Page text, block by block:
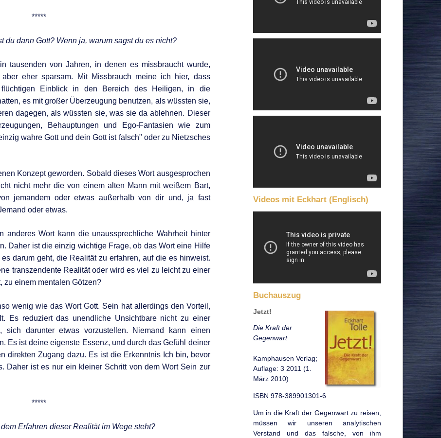
*****
du dann Gott? Wenn ja, warum sagst du es nicht?
tausenden von Jahren, in denen es missbraucht wurde,
eher sparsam. Mit Missbrauch meine ich hier, dass
Einblick in den Bereich des Heiligen, in die
es mit großer Überzeugung benutzen, als wüssten sie,
dagegen, als wüssten sie, was sie da ablehnen. Dieser
Behauptungen und Ego-Fantasien wie zum
wahre Gott und dein Gott ist falsch" oder zu Nietzsches
Konzept geworden. Sobald dieses Wort ausgesprochen
nicht mehr die von einem alten Mann mit weißem Bart,
jemandem oder etwas außerhalb von dir und, ja fast
oder etwas.
anderes Wort kann die unaussprechliche Wahrheit hinter
Daher ist die einzig wichtige Frage, ob das Wort eine Hilfe
darum geht, die Realität zu erfahren, auf die es hinweist.
transzendente Realität oder wird es viel zu leicht zu einer
zu einem mentalen Götzen?
wenig wie das Wort Gott. Sein hat allerdings den Vorteil,
Es reduziert das unendliche Unsichtbare nicht zu einer
sich darunter etwas vorzustellen. Niemand kann einen
Es ist deine eigenste Essenz, und durch das Gefühl deiner
direkten Zugang dazu. Es ist die Erkenntnis Ich bin, bevor
Daher ist es nur ein kleiner Schritt von dem Wort Sein zur
*****
Erfahren dieser Realität im Wege steht?
Videos mit Eckhart (Englisch)
Buchauszug
Jetzt!
Die Kraft der
Gegenwart
Kamphausen Verlag;
Auflage: 3 2011 (1.
März 2010)
ISBN 978-389901301-6
Um in die Kraft der Gegenwart zu reisen,
müssen wir unseren analytischen
Verstand und das falsche, von ihm